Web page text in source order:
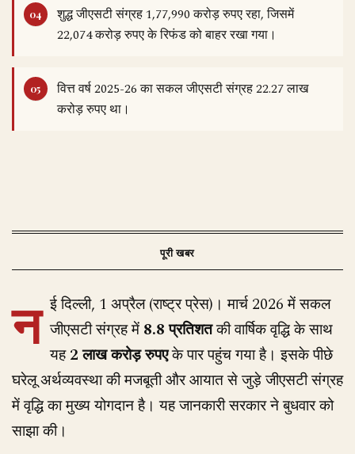
शुद्ध जीएसटी संग्रह 1,77,990 करोड़ रुपए रहा, जिसमें
22,074 करोड़ रुपए के रिफंड को बाहर रखा गया।
वित्त वर्ष 2025-26 का सकल जीएसटी संग्रह 22.27 लाख
करोड़ रुपए था।
न ई दिल्ली, 1 अप्रैल (राष्ट्र प्रेस)। मार्च 2026 में सकल
जीएसटी संग्रह में 8.8 प्रतिशतकी वार्षिक वृद्धि के साथ
यह2 लाख करोड़ रुपएके पार पहुंच गया है। इसके पीछे
घरेलू अर्थव्यवस्था की मजबूती और आयात से जुड़े जीएसटी संग्रह
में वृद्धि का मुख्य योगदान है। यह जानकारी सरकार ने बुधवार को
साझा की।